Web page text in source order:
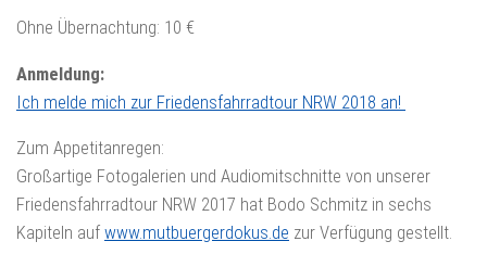
Ohne Übernachtung: 10 €
Anmeldung:
Ich melde mich zur Friedensfahrradtour NRW 2018 an!
Zum Appetitanregen:
Großartige Fotogalerien und Audiomitschnitte von unserer
Friedensfahrradtour NRW 2017 hat Bodo Schmitz in sechs
Kapiteln auf www.mutbuergerdokus.de zur Verfügung gestellt.